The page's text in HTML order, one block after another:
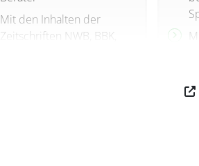
Mit den Inhalten der
Zeitschriften NWB, BBK,